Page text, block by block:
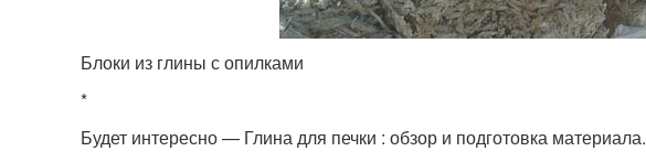
Блоки из глины с опилками
*
Будет интересно — Глина для печки : обзор и подготовка материала.